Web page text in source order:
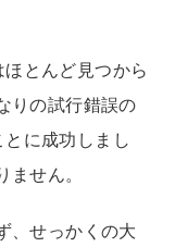
とんど見つから
りの試行錯誤の
とに成功しまし
ません。
、せっかくの大